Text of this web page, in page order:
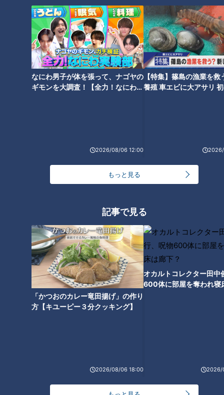
なにわ男子が体を張って、ナゴヤの
ギモンを大調査！【全力！なにわ実
2026/08/06 12:00
【特集】篠島の漁業を救
養殖 車エビに大アサリ
もっと見る
記事で見る
「かつおのカレー竜田揚げ」の作り
方【キユーピー３分クッキング】
2026/08/06 18:00
オカルトコレクター田中
600体に部屋を奪われ寝
2026/
が並んでいました。顔の真横から強い光を当てると、顔の半分
だけが明るく照らされて浮かびますが、光が当たらない半分側
は真っ暗な影になってしまいます。夜空の月で言うと「半月」
のような顔写真です。当時の常識では、ポートレートは顔の全
体を綺麗に写し出すもので、光の陰影を工夫することはあって
も、半分が真っ黒という写真はあり得ない発想でした。
で4人は笑顔でなく物憂げな表情です。『With The Beatles』
は、はじけるようなロックバンドのエネルギーを彷彿とさせる
音楽的な内容と共に、大胆なジャケット写真でも話題を呼びま
音楽の深化と共に･･･